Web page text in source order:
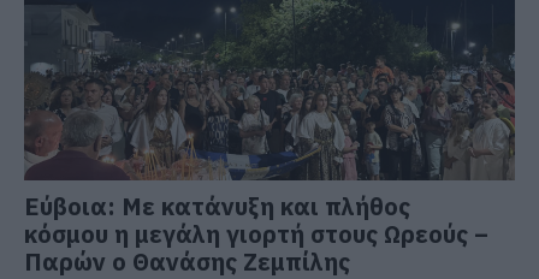
Εύβοια: Με κατάνυξη και πλήθος
κόσμου η μεγάλη γιορτή στους Ωρεούς –
Παρών ο Θανάσης Ζεμπίλης